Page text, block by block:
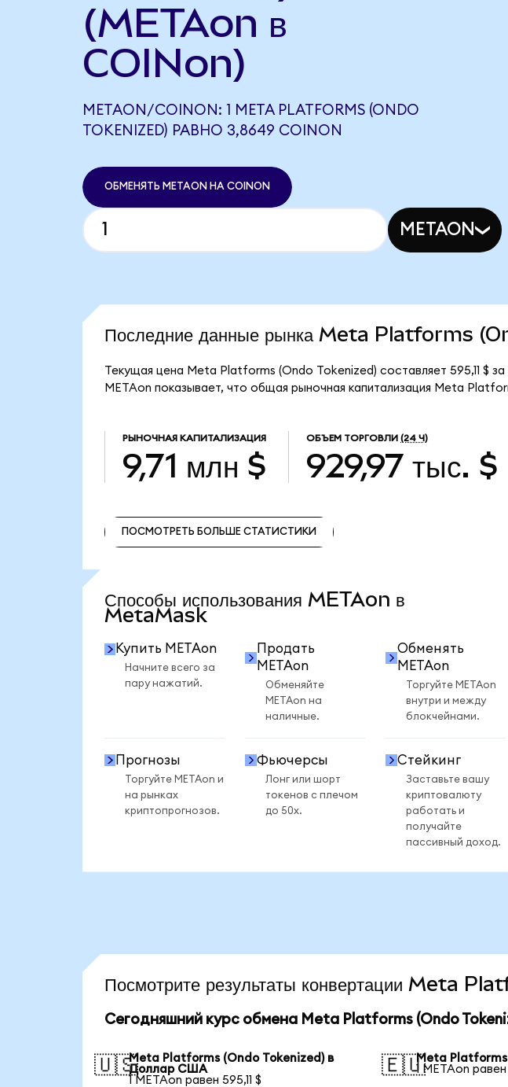
(METAon в
COINon)
METAON/COINON: 1 META PLATFORMS (ONDO
TOKENIZED) РАВНО 3,8649 COINON
ОБМЕНЯТЬ METAON НА COINON
METAON
Последние данные рынка Meta Platforms
Текущая цена Meta Platforms (Ondo Tokenized) составляет 595,11 $
METAon показывает, что общая рыночная капитализация Meta
РЫНОЧНАЯ КАПИТАЛИЗАЦИЯ
9,71 млн $
ОБЪЕМ ТОРГОВЛИ (24 Ч)
929,97 тыс. $
ПОСМОТРЕТЬ БОЛЬШЕ СТАТИСТИКИ
Способы использования METAon в
MetaMask
Купить METAon
Начните всего за
пару нажатий.
Продать
METAon
Обменяйте
METAon на
наличные.
Обменять
METAon
Торгуйте METAon
внутри и между
блокчейнами.
Прогнозы
Торгуйте METAon и
на рынках
криптопрогнозов.
Фьючерсы
Лонг или шорт
токенов с плечом
до 50x.
Стейкинг
Заставьте вашу
криптовалюту
работать и
получайте
пассивный доход.
Посмотрите результаты конвертации Meta
Сегодняшний курс обмена Meta Platforms (Ondo
🇺🇸Meta Platforms (Ondo Tokenized) в
Доллар США
1 METAon равен 595,11 $
🇪🇺Meta Platforms
1 METAon